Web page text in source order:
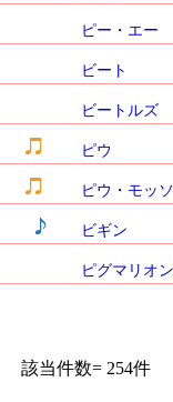
ピー・エー
ビート
ビートルズ
ピウ
ピウ・モッソ
ビギン
ピグマリオ
該当件数= 254件